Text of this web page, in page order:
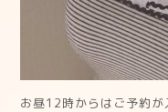
お昼12時からはご予約